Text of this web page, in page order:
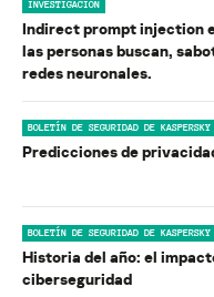
INVESTIGACIÓN
Indirect prompt injection
las personas buscan,
redes neuronales.
BOLETÍN DE SEGURIDAD DE KASPERSKY
Predicciones de
BOLETÍN DE SEGURIDAD DE KASPERSKY
Historia del año: el
ciberseguridad